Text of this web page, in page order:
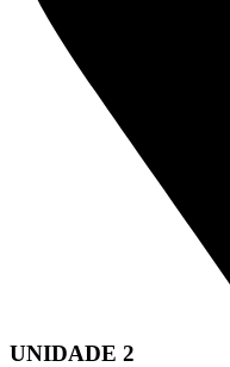
UNIDADE 2